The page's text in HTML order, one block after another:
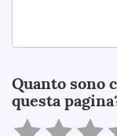
Quanto sono
questa